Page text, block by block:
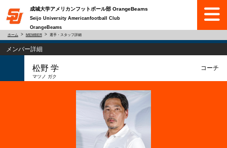
成城大学アメリカンフットボール部 OrangeBeams
Seijo University Americanfootball Club
OrangeBeams
ホーム MEMBER 選手・スタッフ詳細
メンバー詳細
松野 学
マツノ ガク
コーチ